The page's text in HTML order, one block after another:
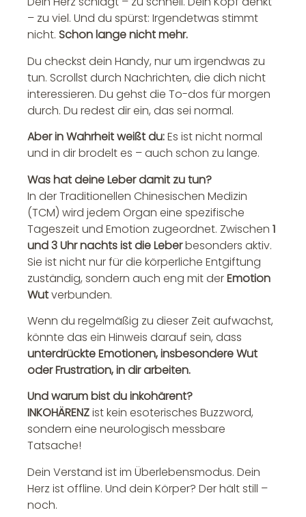
– zu viel. Und du spürst: Irgendetwas stimmt
nicht. Schon lange nicht mehr.
Du checkst dein Handy, nur um irgendwas zu
tun. Scrollst durch Nachrichten, die dich nicht
interessieren. Du gehst die To-dos für morgen
durch. Du redest dir ein, das sei normal.
Aber in Wahrheit weißt du:Es ist nicht normal
und in dir brodelt es – auch schon zu lange.
Was hat deine Leber damit zu tun?
In der Traditionellen Chinesischen Medizin
(TCM) wird jedem Organ eine spezifische
Tageszeit und Emotion zugeordnet. Zwischen 1
und 3 Uhr nachts ist die Leberbesonders aktiv.
Sie ist nicht nur für die körperliche Entgiftung
zuständig, sondern auch eng mit derEmotion
Wutverbunden.
Wenn du regelmäßig zu dieser Zeit aufwachst,
könnte das ein Hinweis darauf sein, dass
unterdrückte Emotionen, insbesondere Wut
oder Frustration, in dir arbeiten.
Und warum bist du inkohärent?
INKOHÄRENZist kein esoterisches Buzzword,
sondern eine neurologisch messbare
Tatsache!
Dein Verstand ist im Überlebensmodus. Dein
Herz ist offline. Und dein Körper? Der hält still –
noch.